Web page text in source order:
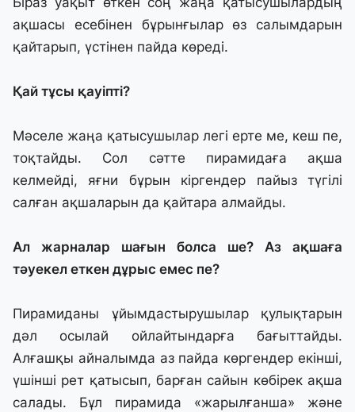
ақшасы есебінен бұрынғылар өз салымдарын
қайтарып, үстінен пайда көреді.
Қай тұсы қауіпті?
Мәселе жаңа қатысушылар легі ерте ме, кеш пе,
тоқтайды. Сол сәтте пирамидаға ақша
келмейді, яғни бұрын кіргендер пайыз түгілі
салған ақшаларын да қайтара алмайды.
Ал жарналар шағын болса ше? Аз ақшаға
тәуекел еткен дұрыс емес пе?
Пирамиданы ұйымдастырушылар қулықтарын
дәл осылай ойлайтындарға бағыттайды.
Алғашқы айналымда аз пайда көргендер екінші,
үшінші рет қатысып, барған сайын көбірек ақша
салады. Бұл пирамида «жарылғанша» және